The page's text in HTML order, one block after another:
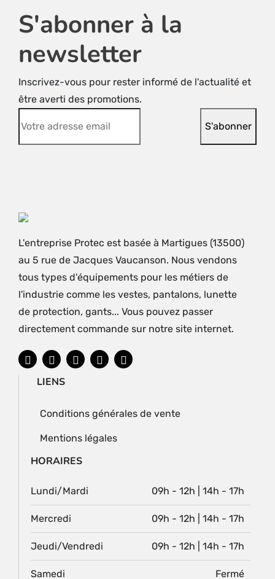
S'abonner à la
newsletter
Inscrivez-vous pour rester informé de l'actualité et
être averti des promotions.
L'entreprise Protec est basée à Martigues (13500)
au 5 rue de Jacques Vaucanson. Nous vendons
tous types d'équipements pour les métiers de
l'industrie comme les vestes, pantalons, lunette
de protection, gants... Vous pouvez passer
directement commande sur notre site internet.
LIENS
Conditions générales de vente
Mentions légales
HORAIRES
Lundi/Mardi 09h - 12h | 14h - 17h
Mercredi 09h - 12h | 14h - 17h
Jeudi/Vendredi 09h - 12h | 14h - 17h
Samedi Fermé